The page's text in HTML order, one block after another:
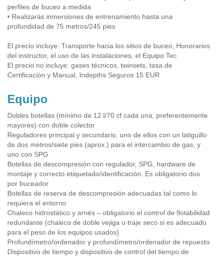
perfiles de buceo a medida
• Realizarás inmersiones de entrenamiento hasta una
profundidad de 75 metros/245 pies
El precio incluye: Transporte hacia los sitios de buceo, Honorarios
del instructor, el uso de las instalaciones, el Equipo Tec.
El precio no incluye: gases técnicos, twinsets, tasa de
Certificación y Manual, Indepths Seguros 15 EUR
Equipo
Dobles botellas (mínimo de 12 l/70 cf cada una, preferentemente
mayores) con doble colector
Reguladores principal y secundario, uno de ellos con un latiguillo
de dos metros/siete pies (aprox.) para el intercambio de gas, y
uno con SPG
Botellas de descompresión con regulador, SPG, hardware de
montaje y correcto etiquetado/identificación. Es obligatorio dos
por buceador
Botellas de reserva de descompresión adecuadas tal como lo
requiera el entorno
Chaleco hidrostático y arnés – obligatorio el control de flotabilidad
redundante (chaleco de doble vejiga o traje seco si es adecuado
para el peso de los equipos usados)
Profundímetro/ordenador y profundímetro/ordenador de repuesto
Dispositivo de tiempo y dispositivo de control del tiempo de